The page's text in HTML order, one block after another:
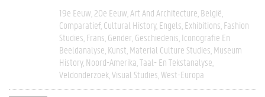
19e Eeuw 20e Eeuw Art And Architecture België
Comparatief Cultural History Engels Exhibitions Fashion
Studies Frans Gender Geschiedenis Iconografie En
Beeldanalyse Kunst Material Culture Studies Museum
History Noord-Amerika Taal- En Tekstanalyse
Veldonderzoek Visual Studies West-Europa